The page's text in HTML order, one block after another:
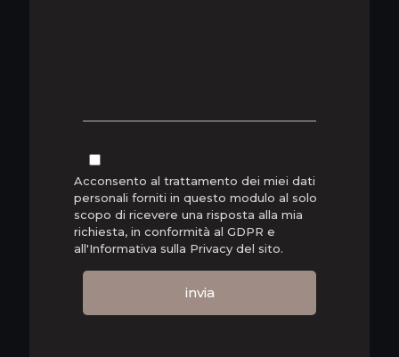
Acconsento al trattamento dei miei dati
personali forniti in questo modulo al solo
scopo di ricevere una risposta alla mia
richiesta, in conformità al GDPR e
all'Informativa sulla Privacy del sito.